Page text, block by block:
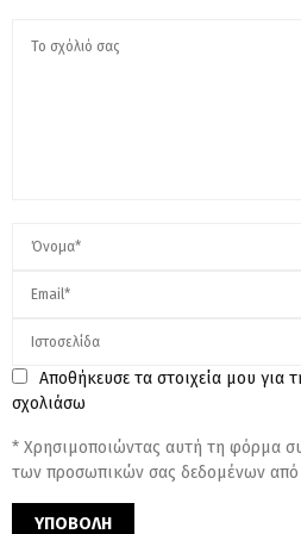
Αποθήκευσε τα στοιχεία μου για
σχολιάσω
* Χρησιμοποιώντας αυτή τη φόρμα
των προσωπικών σας δεδομένων